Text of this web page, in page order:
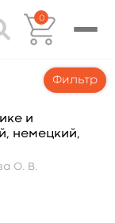
0
Фильтр
и
немецкий,
О. В.